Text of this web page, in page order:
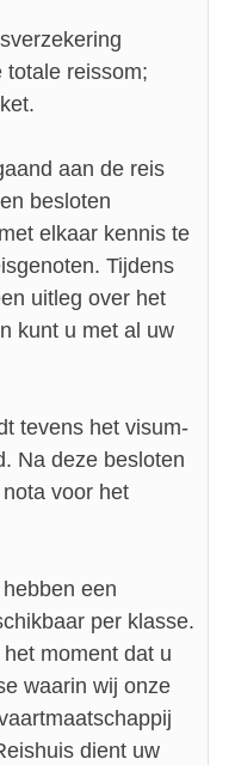
totale reissom;
aan de reis
besloten
elkaar kennis te
Tijdens
uitleg over het
kunt u met al uw
tevens het visum-
Na deze besloten
voor het
een
per klasse.
moment dat u
waarin wij onze
dient uw